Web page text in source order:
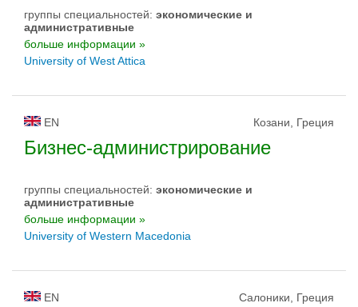
группы специальностей: экономические и
административные
больше информации »
University of West Attica
EN Козани, Греция
Бизнес-администрирование
группы специальностей: экономические и
административные
больше информации »
University of Western Macedonia
EN Салоники, Греция